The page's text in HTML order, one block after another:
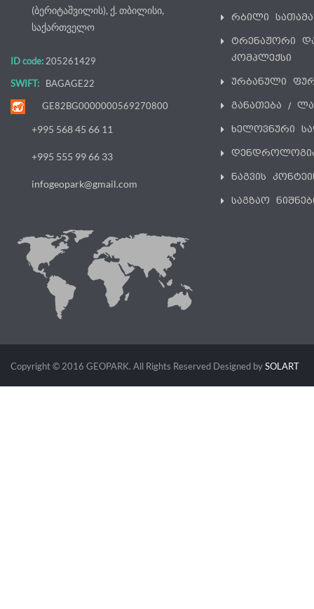
(ბერიტაშვილის), ქ. თბილისი,
საქართველო
ID code: 205261429
SWIFT:
BAGAGE22
GE82BG0000000569270800
+995 568 45 66 11
+995 555 99 66 33
infogeopark@gmail.com
რბილი
ტრენაჟორი
კომპლექსი
ურბანული
განათება /
ხელოვნური
ნაგვის
საგზაო
Copyright © 2016 GEOPARK. All Rights Reserved Designed bySOLART